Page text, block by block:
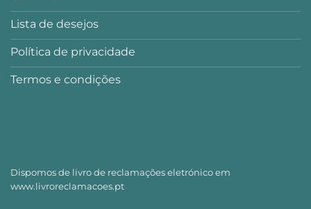
Lista de desejos
Política de privacidade
Termos e condições
Dispomos de livro de reclamações eletrónico em
www.livroreclamacoes.pt